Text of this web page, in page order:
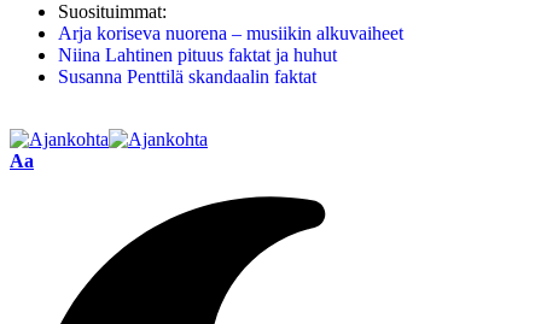
Suosituimmat:
Arja koriseva nuorena – musiikin alkuvaiheet
Niina Lahtinen pituus faktat ja huhut
Susanna Penttilä skandaalin faktat
Aa